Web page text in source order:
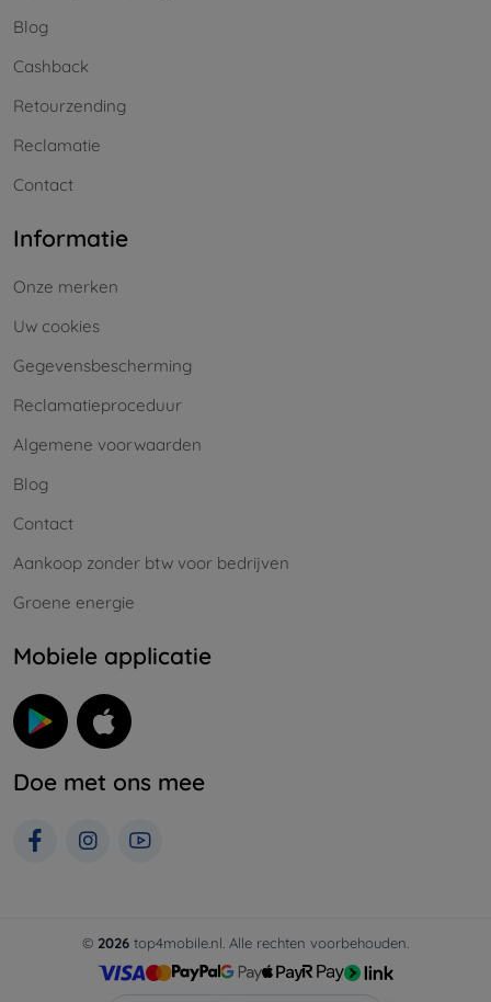
Blog
Cashback
Retourzending
Reclamatie
Contact
Informatie
Onze merken
Uw cookies
Gegevensbescherming
Reclamatieproceduur
Algemene voorwaarden
Blog
Contact
Aankoop zonder btw voor bedrijven
Groene energie
Mobiele applicatie
Doe met ons mee
© 2026 top4mobile.nl. Alle rechten voorbehouden.